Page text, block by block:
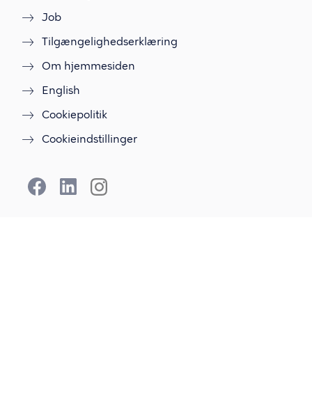
Job
Tilgængelighedserklæring
Om hjemmesiden
English
Cookiepolitik
Cookieindstillinger